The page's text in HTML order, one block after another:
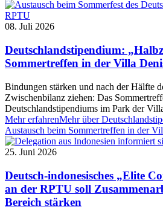
08. Juli 2026
Deutschlandstipendium:
Sommertreffen in der Villa
Bindungen stärken und nach der Hälfte
Zwischenbilanz ziehen: Das
Deutschlandstipendiums im Park der
Mehr erfahrenMehr über
Austausch beim Sommertreffen in der
25. Juni 2026
Deutsch-indonesisches „Elite
an der RPTU soll
Bereich stärken